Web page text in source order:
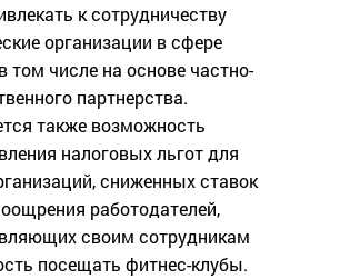
к сотрудничеству
организации в сфере
том числе на основе частно-
партнерства.
также возможность
налоговых льгот для
сниженных ставок
работодателей,
своим сотрудникам
посещать фитнес-клубы.